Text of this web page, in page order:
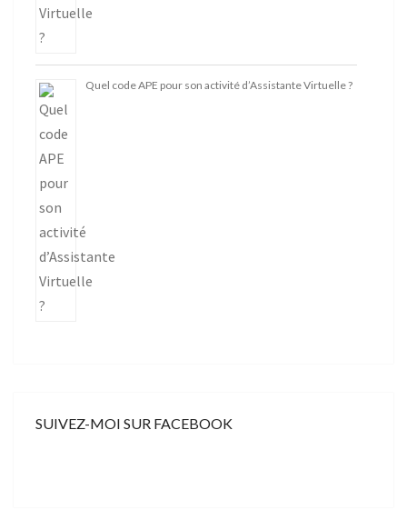
Quel code APE pour son activité d’Assistante Virtuelle ?
SUIVEZ-MOI SUR FACEBOOK